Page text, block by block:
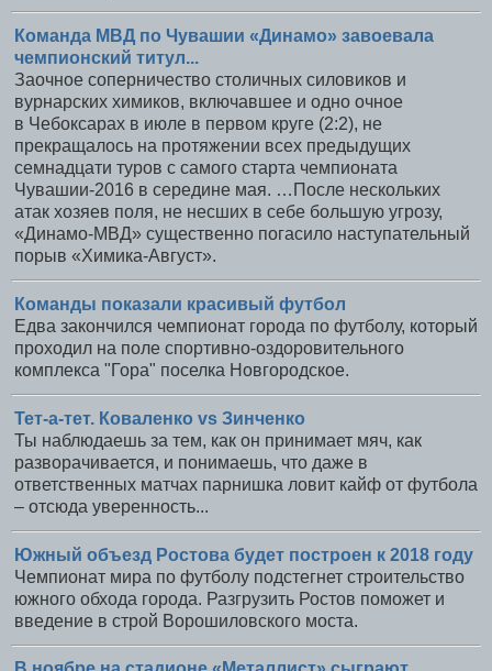
Команда МВД по Чувашии «Динамо» завоевала
чемпионский титул...
Заочное соперничество столичных силовиков и
вурнарских химиков, включавшее и одно очное
в Чебоксарах в июле в первом круге (2:2), не
прекращалось на протяжении всех предыдущих
семнадцати туров с самого старта чемпионата
Чувашии-2016 в середине мая. …После нескольких
атак хозяев поля, не несших в себе большую угрозу,
«Динамо-МВД» существенно погасило наступательный
порыв «Химика-Август».
Команды показали красивый футбол
Едва закончился чемпионат города по футболу, который
проходил на поле спортивно-оздоровительного
комплекса "Гора" поселка Новгородское.
Тет-а-тет. Коваленко vs Зинченко
Ты наблюдаешь за тем, как он принимает мяч, как
разворачивается, и понимаешь, что даже в
ответственных матчах парнишка ловит кайф от футбола
– отсюда уверенность...
Южный объезд Ростова будет построен к 2018 году
Чемпионат мира по футболу подстегнет строительство
южного обхода города. Разгрузить Ростов поможет и
введение в строй Ворошиловского моста.